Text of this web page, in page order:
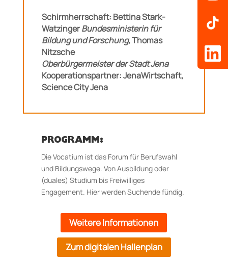
Schirmherrschaft: Bettina Stark-
WatzingerBundesministerin für
Bildung und Forschung,Thomas
Nitzsche
Oberbürgermeister der Stadt Jena
Kooperationspartner:JenaWirtschaft,
Science City Jena
PROGRAMM:
Die Vocatium ist das Forum für Berufswahl
und Bildungswege. Von Ausbildung oder
(duales) Studium bis Freiwilliges
Engagement. Hier werden Suchende fündig.
Weitere Informationen
Zum digitalen Hallenplan